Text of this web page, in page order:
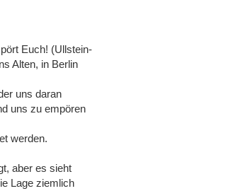
Euch! (Ullstein-
Alten, in Berlin
uns daran
uns zu empören
werden.
aber es sieht
Lage ziemlich